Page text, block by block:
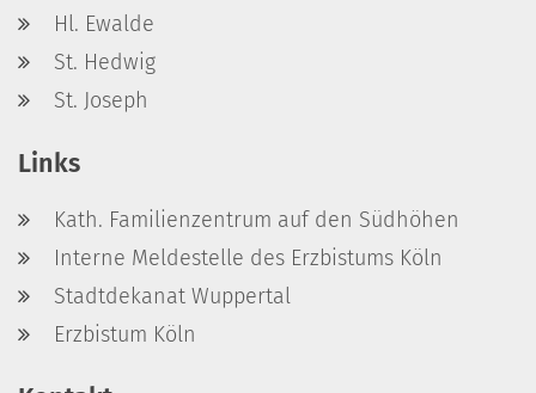
Hl. Ewalde
St. Hedwig
St. Joseph
Links
Kath. Familienzentrum auf den Südhöhen
Interne Meldestelle des Erzbistums Köln
Stadtdekanat Wuppertal
Erzbistum Köln